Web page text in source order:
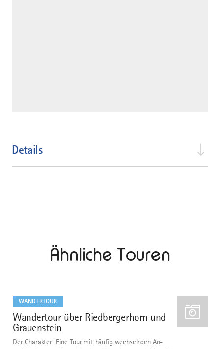
Details
Ähnliche Touren
WANDERTOUR
1
Wandertour über Riedbergerhorn und
Grauenstein
Der Charakter: Eine Tour mit häufig wechselnden An-
dazu